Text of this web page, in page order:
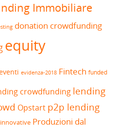
Immobiliare
donation crowdfunding
equity
evidenza-2018 Fintech funded
crowdfunding lending
Opstart p2p lending
Produzioni dal